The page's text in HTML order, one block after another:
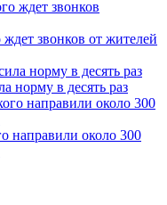
звонков от жителей
норму в десять раз
направили около 300